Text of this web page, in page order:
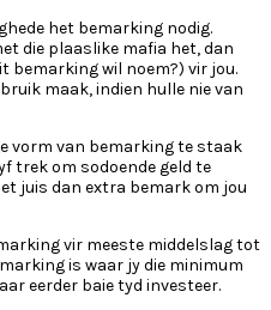
het bemarking nodig.
die plaaslike mafia het, dan
bemarking wil noem?) vir jou.
maak, indien hulle nie van
vorm van bemarking te staak
trek om sodoende geld te
juis dan extra bemark om jou
vir meeste middelslag tot
is waar jy die minimum
eerder baie tyd investeer.